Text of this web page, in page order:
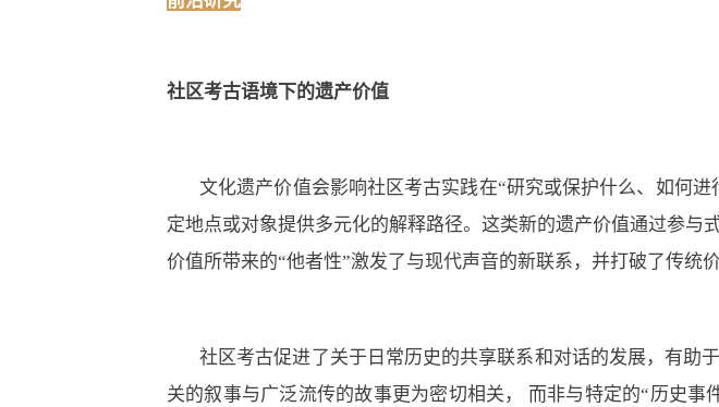
社区考古语境下的遗产价值
文化遗产价值会影响社区考古实践在“研究或保护什么、如何
定地点或对象提供多元化的解释路径。这类新的遗产价值通过参
价值所带来的“他者性”激发了与现代声音的新联系，并打破了传统
社区考古促进了关于日常历史的共享联系和对话的发展，有助
关的叙事与广泛流传的故事更为密切相关， 而非与特定的“历史